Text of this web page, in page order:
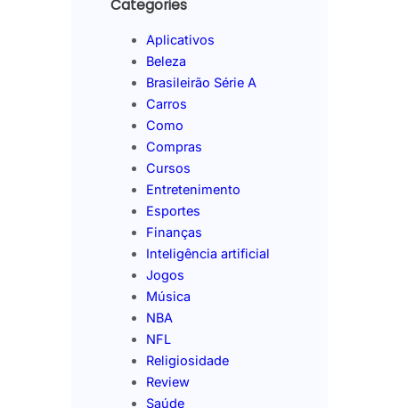
Categories
Aplicativos
Beleza
Brasileirão Série A
Carros
Como
Compras
Cursos
Entretenimento
Esportes
Finanças
Inteligência artificial
Jogos
Música
NBA
NFL
Religiosidade
Review
Saúde